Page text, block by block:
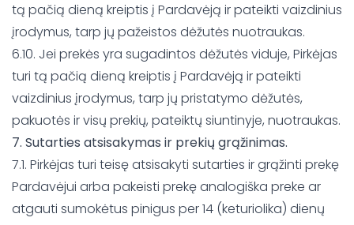
tą pačią dieną kreiptis į Pardavėją ir pateikti vaizdinius
įrodymus, tarp jų pažeistos dėžutės nuotraukas.
6.10. Jei prekės yra sugadintos dėžutės viduje, Pirkėjas
turi tą pačią dieną kreiptis į Pardavėją ir pateikti
vaizdinius įrodymus, tarp jų pristatymo dėžutės,
pakuotės ir visų prekių, pateiktų siuntinyje, nuotraukas.
7. Sutarties atsisakymas ir prekių grąžinimas.
7.1. Pirkėjas turi teisę atsisakyti sutarties ir grąžinti prekę
Pardavėjui arba pakeisti prekę analogiška preke ar
atgauti sumokėtus pinigus per 14 (keturiolika) dienų